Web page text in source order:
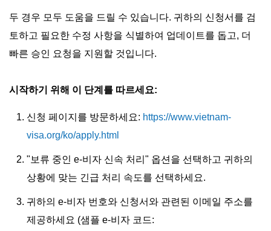
두 경우 모두 도움을 드릴 수 있습니다. 귀하의 신청서를 검
토하고 필요한 수정 사항을 식별하여 업데이트를 돕고, 더
빠른 승인 요청을 지원할 것입니다.
시작하기 위해 이 단계를 따르세요:
신청 페이지를 방문하세요: https://www.vietnam-
visa.org/ko/apply.html
"보류 중인 e-비자 신속 처리" 옵션을 선택하고 귀하의
상황에 맞는 긴급 처리 속도를 선택하세요.
귀하의 e-비자 번호와 신청서와 관련된 이메일 주소를
제공하세요 (샘플 e-비자 코드: